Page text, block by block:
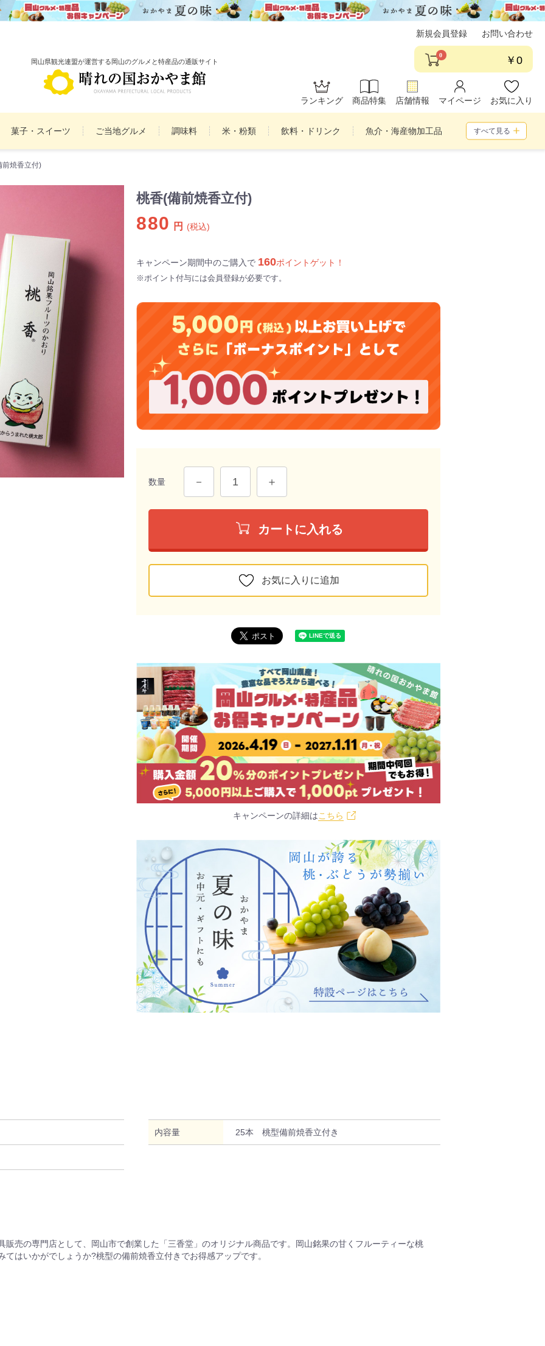
岡山県観光連盟が運営する岡山のグルメと特産品の通販サイト
新規会員登録 お問い合わせ
0 ￥0
ランキング 商品特集 店舗情報 マイページ お気に入り
菓子・スイーツ ご当地グルメ 調味料 米・粉類 飲料・ドリンク 魚介・海産物加工品
備前焼
すべて見る
前焼香立付)
桃香(備前焼香立付)
880 円 (税込)
キャンペーン期間中のご購入で 160ポイントゲット！
※ポイント付与には会員登録が必要です。
数量
カートに入れる
お気に入りに追加
キャンペーンの詳細はこちら
内容量 25本 桃型備前焼香立付き
販売の専門店として、岡山市で創業した「三香堂」のオリジナル商品です。岡山銘果の甘くフルーティーな桃
はいかがでしょうか?桃型の備前焼香立付きでお得感アップです。